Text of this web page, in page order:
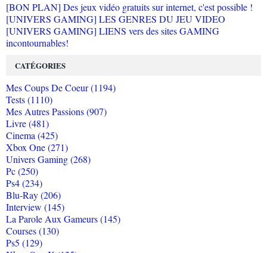
[BON PLAN] Des jeux vidéo gratuits sur internet, c'est possible !
[UNIVERS GAMING] LES GENRES DU JEU VIDEO
[UNIVERS GAMING] LIENS vers des sites GAMING
incontournables!
CATÉGORIES
Mes Coups De Coeur (1194)
Tests (1110)
Mes Autres Passions (907)
Livre (481)
Cinema (425)
Xbox One (271)
Univers Gaming (268)
Pc (250)
Ps4 (234)
Blu-Ray (206)
Interview (145)
La Parole Aux Gameurs (145)
Courses (130)
Ps5 (129)